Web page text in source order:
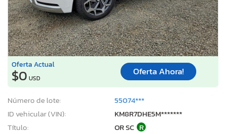
Oferta Actual
$0 USD
Oferta Ahora!
Número de lote:
55074***
ID vehicular (VIN):
KM8R7DHE5M*******
Título:
OR SC R